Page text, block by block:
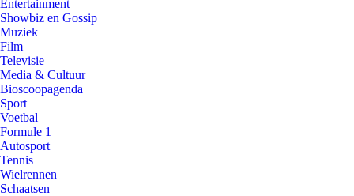
Entertainment
Showbiz en Gossip
Muziek
Film
Televisie
Media & Cultuur
Bioscoopagenda
Sport
Voetbal
Formule 1
Autosport
Tennis
Wielrennen
Schaatsen